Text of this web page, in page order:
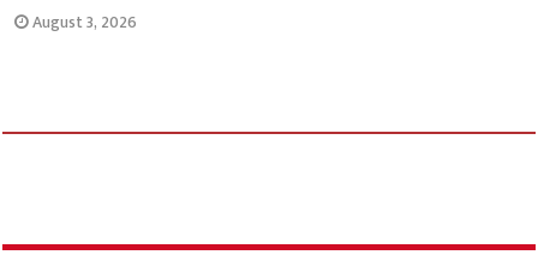
August 3, 2026